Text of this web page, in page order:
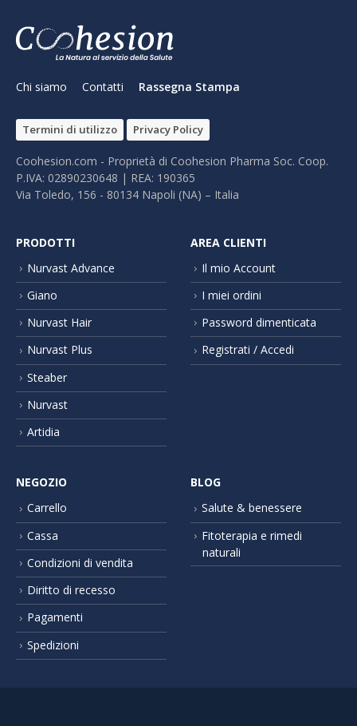
Chi siamo Contatti Rassegna Stampa
Termini di utilizzo Privacy Policy
Coohesion.com - Proprietà di Coohesion Pharma Soc. Coop.
P.IVA: 02890230648 | REA: 190365
Via Toledo, 156 - 80134 Napoli (NA) – It​alia
PRODOTTI
Nurvast Advance
Giano
Nurvast Hair
Nurvast Plus
Steaber
Nurvast
Artidia
AREA CLIENTI
Il mio Account
I miei ordini
Password dimenticata
Registrati / Accedi
NEGOZIO
Carrello
Cassa
Condizioni di vendita
Diritto di recesso
Pagamenti
Spedizioni
BLOG
Salute & benessere
Fitoterapia e rimedi
naturali